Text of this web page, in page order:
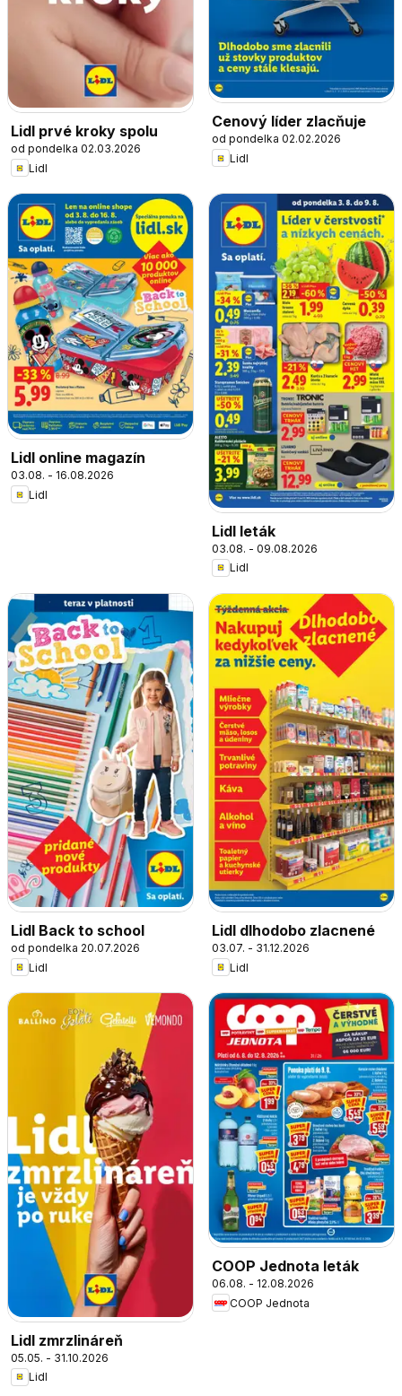
Lidl prvé kroky spolu
od pondelka 02.03.2026
Lidl
Cenový líder zlacňuje
od pondelka 02.02.2026
Lidl
Lidl online magazín
03.08. - 16.08.2026
Lidl
Lidl leták
03.08. - 09.08.2026
Lidl
Lidl Back to school
od pondelka 20.07.2026
Lidl
Lidl dlhodobo zlacnené
03.07. - 31.12.2026
Lidl
Lidl zmrzlináreň
05.05. - 31.10.2026
Lidl
COOP Jednota leták
06.08. - 12.08.2026
COOP Jednota